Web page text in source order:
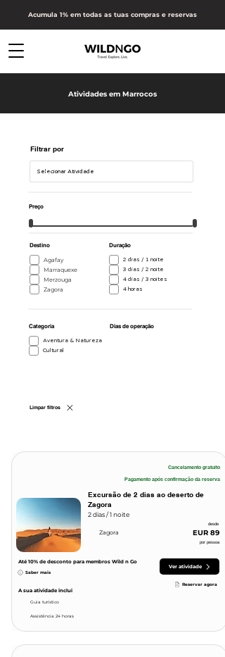
Acumula 1% em todas as tuas compras e reservas
Atividades em Marrocos
Filtrar por
Preço
Destino
Agafay
Marraquexe
Merzouga
Zagora
Duração
2 dias / 1 noite
3 dias / 2 noite
4 dias / 3 noites
4 horas
Categoria
Aventura & Natureza
Cultural
Dias de operação
Limpar filtros
Cancelamento gratuito
Pagamento após confirmação da reserva
Excursão de 2 dias ao deserto de
Zagora
2 dias / 1 noite
Zagora EUR 89
desde
por pessoa
Até 10% de desconto para membros Wild n Go
Saber mais
A sua atividade inclui
Guia turístico
Assistência 24 horas
Ver atividade
Reservar agora